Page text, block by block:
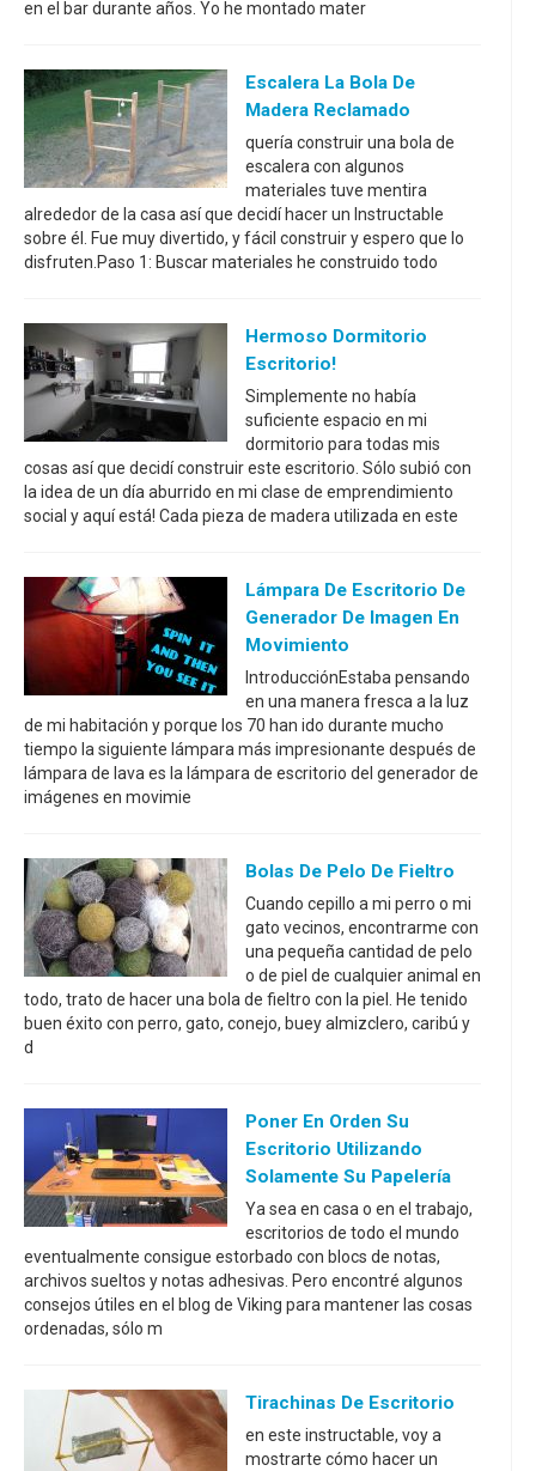
en el bar durante años. Yo he montado mater
Escalera La Bola De
Madera Reclamado
quería construir una bola de
escalera con algunos
materiales tuve mentira
alrededor de la casa así que decidí hacer un Instructable
sobre él. Fue muy divertido, y fácil construir y espero que lo
disfruten.Paso 1: Buscar materiales he construido todo
Hermoso Dormitorio
Escritorio!
Simplemente no había
suficiente espacio en mi
dormitorio para todas mis
cosas así que decidí construir este escritorio. Sólo subió con
la idea de un día aburrido en mi clase de emprendimiento
social y aquí está! Cada pieza de madera utilizada en este
Lámpara De Escritorio De
Generador De Imagen En
Movimiento
IntroducciónEstaba pensando
en una manera fresca a la luz
de mi habitación y porque los 70 han ido durante mucho
tiempo la siguiente lámpara más impresionante después de
lámpara de lava es la lámpara de escritorio del generador de
imágenes en movimie
Bolas De Pelo De Fieltro
Cuando cepillo a mi perro o mi
gato vecinos, encontrarme con
una pequeña cantidad de pelo
o de piel de cualquier animal en
todo, trato de hacer una bola de fieltro con la piel. He tenido
buen éxito con perro, gato, conejo, buey almizclero, caribú y
d
Poner En Orden Su
Escritorio Utilizando
Solamente Su Papelería
Ya sea en casa o en el trabajo,
escritorios de todo el mundo
eventualmente consigue estorbado con blocs de notas,
archivos sueltos y notas adhesivas. Pero encontré algunos
consejos útiles en el blog de Viking para mantener las cosas
ordenadas, sólo m
Tirachinas De Escritorio
en este instructable, voy a
mostrarte cómo hacer un